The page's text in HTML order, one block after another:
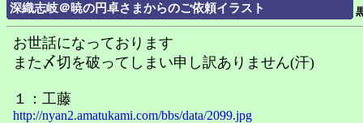
深織志岐＠暁の円卓さまからのご依頼イラスト
お世話になっております
また〆切を破ってしまい申し訳ありません(汗)
１：工藤
http://nyan2.amatukami.com/bbs/data/2099.jpg